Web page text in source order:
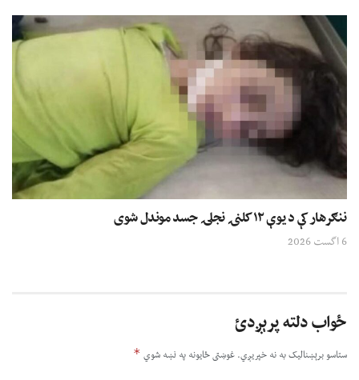
ننګرهار کې د یوې ۱۲ کلنۍ نجلۍ جسد موندل شوی
6 اگست 2026
ځواب دلته پرېږدئ
ستاسو برېښناليک به نه خپريږي.غوښتى ځایونه په نښه شوي *